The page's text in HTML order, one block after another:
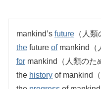
mankind’s future （人類
the future ofmankind（
for mankind（人類のた
the history of mankind